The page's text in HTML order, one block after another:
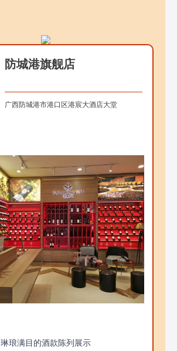
防城港旗舰店
广西防城港市港口区港宸大酒店大堂
琳琅满目的酒款陈列展示